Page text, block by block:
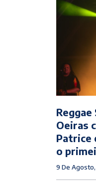
Oeiras
Patrice
o
9 De